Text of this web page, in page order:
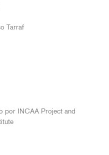
Tarraf
por INCAA Project and